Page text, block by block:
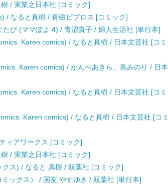
/ 実業之日本社 [コミック]
/ なると真樹 / 青磁ビブロス [コミック]
び (ママぽよ 4) / 青沼貴子 / 婦人生活社 [単行本]
Karen comics) / なると真樹 / 日本文芸社 [コミ
Karen comics) / かんべあきら、島みのり / 日本
Karen comics) / なると真樹 / 日本文芸社 [コミ
Karen comics) / なると真樹 / 日本文芸社 [コミ
ィアワークス [コミック]
/ 実業之日本社 [コミック]
ス) / なると 真樹 / 双葉社 [コミック]
ックス） / 国友 やすゆき / 双葉社 [単行本]